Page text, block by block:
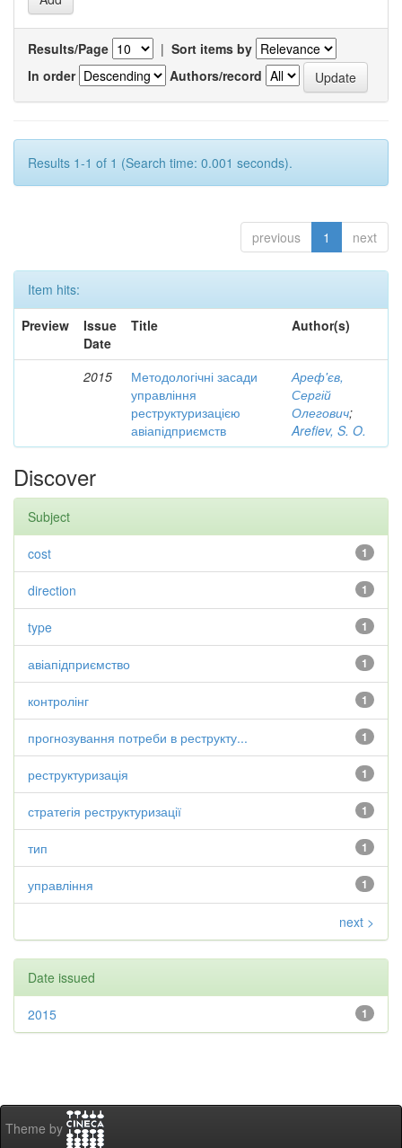
Results/Page | Sort items by
In order
Authors/record
Results 1-1 of 1 (Search time: 0.001 seconds).
previous 1 next
Item hits:
Preview
Issue
Date
Title Author(s)
2015
Методологічні засади
управління
реструктуризацією
авіапідприємств
Ареф'єв,
Сергій
Олегович;
Arefiev, S. O.
Discover
Subject
1
cost
1
direction
1
type
1
авіапідприємство
1
контролінг
1
прогнозування потреби в реструкту...
1
реструктуризація
1
стратегія реструктуризації
1
тип
1
управління
next >
Date issued
1
2015
Theme by